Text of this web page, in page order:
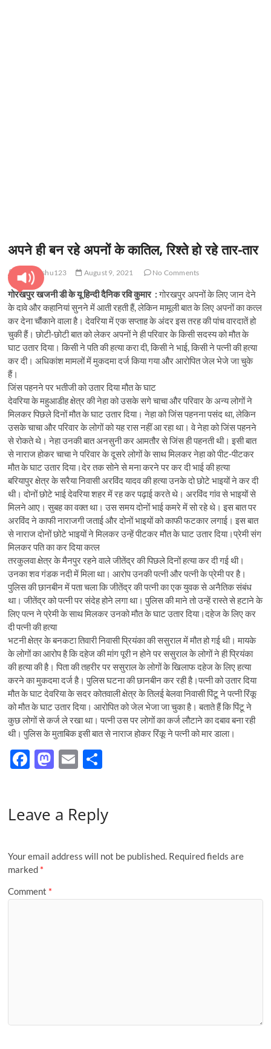
अपने ही बन रहे अपनों के कातिल, रिश्‍ते हो रहे तार-तार
pratyanshu123 August 9, 2021 No Comments
गोरखपुर खजनी डी के यू हिन्दी दैनिक रवि कुमार :गोरखपुर अपनों के लिए जान देने
के दावे और कहानियां सुनने में आती रहती हैं, लेकिन मामूली बात के लिए अपनों का कत्‍ल
कर देना चौंकाने वाला है। देवरिया में एक सप्‍ताह के अंदर इस तरह की पांच वारदातें हो
चुकी हैं। छाेटी-छोटी बात को लेकर अपनों ने ही परिवार के किसी सदस्‍य को मौत के
घाट उतार दिया। किसी ने पति की हत्या करा दी, किसी ने भाई, किसी ने पत्नी की हत्या
कर दी। अधिकांश मामलों में मुकदमा दर्ज किया गया और आरोपित जेल भेजे जा चुके
हैं।
जिंस पहनने पर भतीजी को उतार दिया मौत के घाट
देवरिया के महुआडीह क्षेत्र की नेहा को उसके सगे चाचा और परिवार के अन्‍य लोगों ने
मिलकर पिछले दिनों मौत के घाट उतार दिया। नेहा को जिंस पहनना पसंद था, लेकिन
उसके चाचा और परिवार के लोगों को यह रास नहीं आ रहा था। वे नेहा को जिंस पहनने
से रोकते थे। नेहा उनकी बात अनसुनी कर आमतौर से जिंस ही पहनती थी। इसी बात
से नाराज होकर चाचा ने परिवार के दूसरे लोगों के साथ मिलकर नेहा को पीट-पीटकर
मौत के घाट उतार दिया।देर तक सोने से मना करने पर कर दी भाई की हत्‍या
बरियापुर क्षेत्र के सरैया निवासी अरविंद यादव की हत्‍या उनके दो छोटे भाइयों ने कर दी
थी। दोनों छोटे भाई देवरिया शहर में रह कर पढ़ाई करते थे। अरविंद गांव से भाइयों से
मिलने आए। सुबह का वक्‍त था। उस समय दोनों भाई कमरे में सो रहे थे। इस बात पर
अरविंद ने काफी नाराजगी जताई और दोनों भाइयों को काफी फटकार लगाई। इस बात
से नाराज दोनों छोटे भाइयों ने मिलकर उन्‍हें पीटकर मौत के घाट उतार दिया।प्रेमी संग
मिलकर पति का कर दिया कत्‍ल
तरकुलवा क्षेत्र के मैनपुर रहने वाले जीतेंद्र की पिछले दिनों हत्‍या कर दी गई थी।
उनका शव गंडक नदी में मिला था। आरोप उनकी पत्‍नी और पत्‍नी के प्रेमी पर है।
पुलिस की छानबीन में पता चला कि जीतेंद्र की पत्‍नी का एक युवक से अनैतिक संबंध
था। जीतेंद्र को पत्‍नी पर संदेह होने लगा था। पुलिस की माने तो उन्‍हें रास्‍ते से हटाने के
लिए पत्‍न ने प्रेमी के साथ मिलकर उनको मौत के घाट उतार दिया।दहेज के लिए कर
दी पत्‍नी की हत्‍या
भटनी क्षेत्र के बनकटा तिवारी निवासी प्रियंका की ससुराल में मौत हो गई थी। मायके
के लोगों का आरोप है कि दहेज की मांग पूरी न होने पर ससुराल के लोगों ने ही प्रियंका
की हत्‍या की है। पिता की तहरीर पर ससुराल के लोगों के खिलाफ दहेज के लिए हत्‍या
करने का मुकदमा दर्ज है। पुलिस घटना की छानबीन कर रही है।पत्‍नी को उतार दिया
मौत के घाट देवरिया के सदर कोतवाली क्षेत्र के तिलई बेलवा निवासी पिंटू ने पत्‍नी रिंकू
को मौत के घाट उतार दिया। आरोपित को जेल भेजा जा चुका है। बताते हैं कि पिंटू ने
कुछ लोगों से कर्ज ले रखा था। पत्‍नी उस पर लोगों का कर्ज लौटाने का दबाव बना रही
थी। पुलिस के मुताबिक इसी बात से नाराज होकर रिंकू ने पत्‍नी को मार डाला।
F
b
o
k
M
d
n
E
e
Leave a Reply
Your email address will not be published. Required fields are
marked *
Comment *